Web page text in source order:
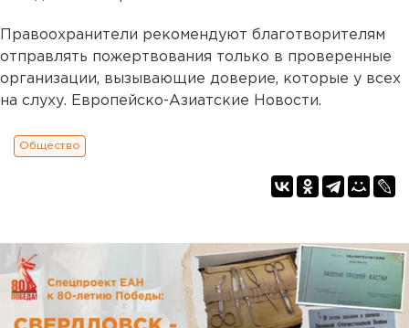
Правоохранители рекомендуют благотворителям
отправлять пожертвования только в проверенные
организации, вызывающие доверие, которые у всех
на слуху. Европейско-Азиатские Новости.
Общество